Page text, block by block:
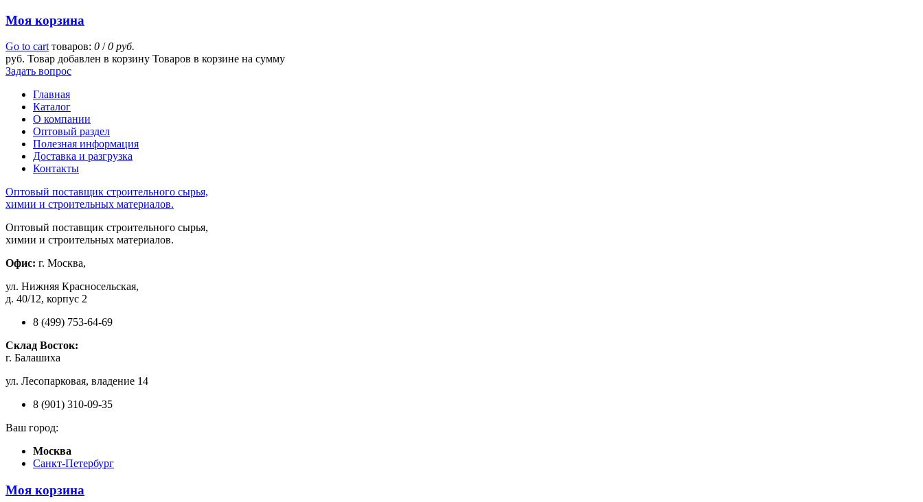
Моя корзина
Go to cart товаров: 0 /0 руб.
руб. Товар добавлен в корзину Товаров в корзине на сумму
Задать вопрос
Главная
Каталог
О компании
Оптовый раздел
Полезная информация
Доставка и разгрузка
Контакты
Оптовый поставщик строительного сырья,
химии и строительных материалов.
Оптовый поставщик строительного сырья,
химии и строительных материалов.
Офис: г. Москва,
ул. Нижняя Красносельская,
д. 40/12, корпус 2
8 (499) 753-64-69
Склад Восток:
г. Балашиха
ул. Лесопарковая, владение 14
8 (901) 310-09-35
Ваш город:
Москва
Санкт-Петербург
Моя корзина